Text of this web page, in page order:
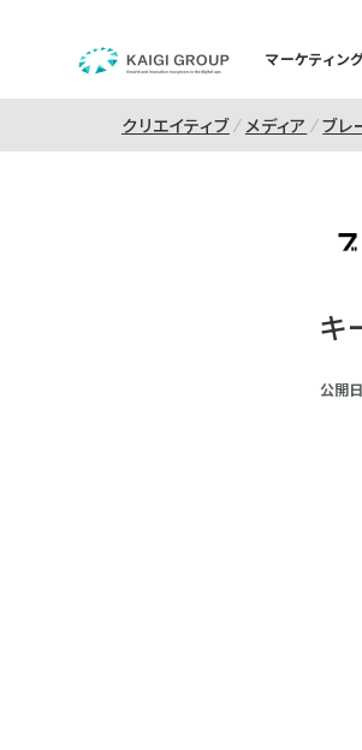
マーケティン
クリエイティブ メディア ブレ
キ
公開